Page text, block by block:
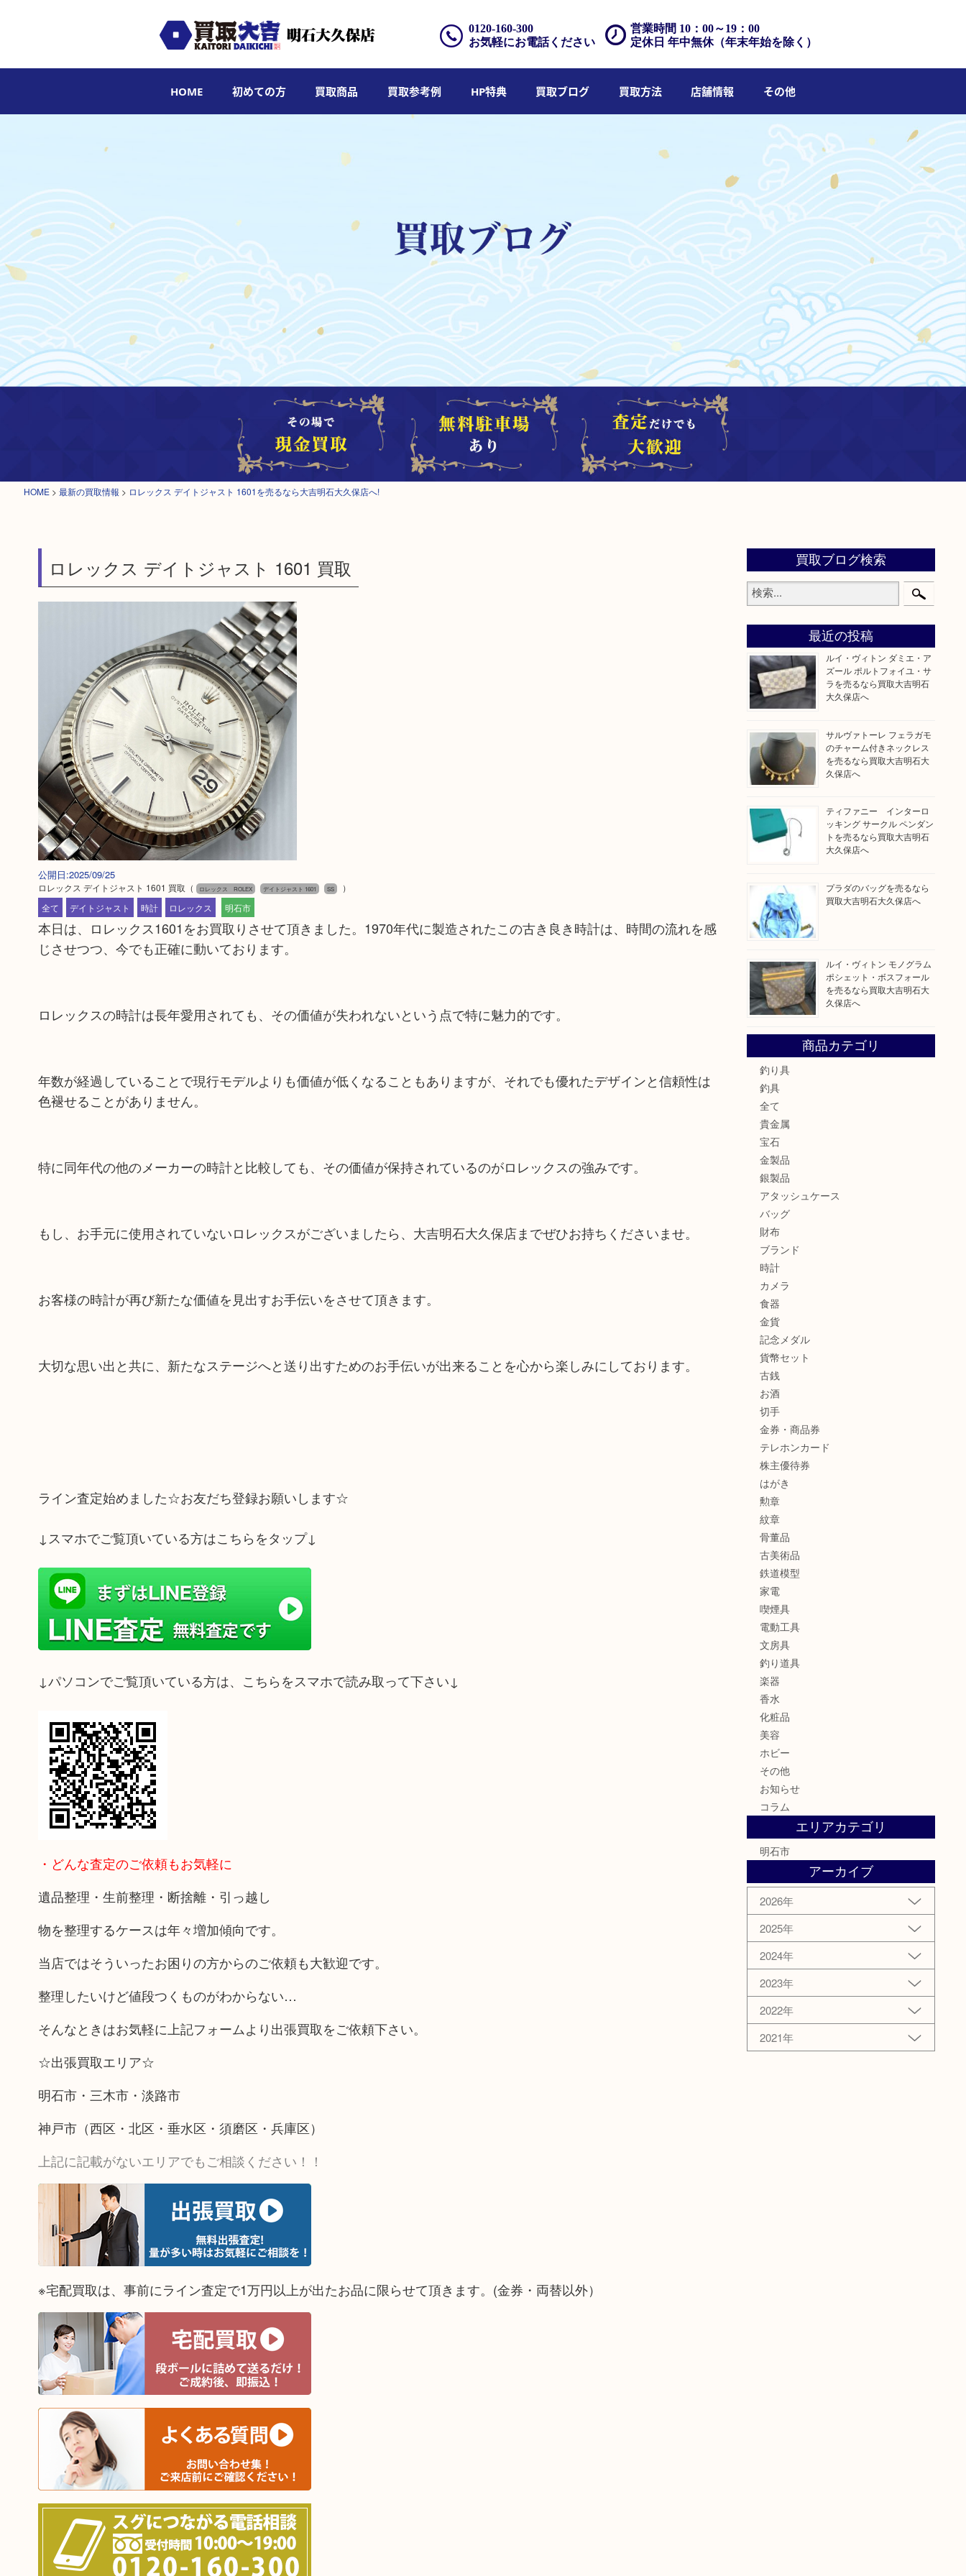
営業時間 10：00～19：00
定休日 年中無休（年末年始を除く）
0120-160-300
お気軽にお電話ください
HOME 初めての方 買取商品 買取参考例 HP特典 買取ブログ 買取方法 店舗情報 その他
HOME > 最新の買取情報 > ロレックス デイトジャスト 1601を売るなら大吉明石大久保店へ!
ロレックス デイトジャスト 1601 買取
公開日:2025/09/25
ロレックス デイトジャスト 1601 買取 （ ロレックス ROLEX デイトジャスト 1601 SS
）
全て
デイトジャスト 時計 ロレックス 明石市
本日は、ロレックス1601をお買取りさせて頂きました。1970年代に製造されたこの古き良き時計は、時間の流れを感
じさせつつ、今でも正確に動いております。
ロレックスの時計は長年愛用されても、その価値が失われないという点で特に魅力的です。
年数が経過していることで現行モデルよりも価値が低くなることもありますが、それでも優れたデザインと信頼性は
色褪せることがありません。
特に同年代の他のメーカーの時計と比較しても、その価値が保持されているのがロレックスの強みです。
もし、お手元に使用されていないロレックスがございましたら、大吉明石大久保店までぜひお持ちくださいませ。
お客様の時計が再び新たな価値を見出すお手伝いをさせて頂きます。
大切な思い出と共に、新たなステージへと送り出すためのお手伝いが出来ることを心から楽しみにしております。
ライン査定始めました☆お友だち登録お願いします☆
↓スマホでご覧頂いている方はこちらをタップ↓
↓パソコンでご覧頂いている方は、こちらをスマホで読み取って下さい↓
・どんな査定のご依頼もお気軽に
遺品整理・生前整理・断捨離・引っ越し
物を整理するケースは年々増加傾向です。
当店ではそういったお困りの方からのご依頼も大歓迎です。
整理したいけど値段つくものがわからない…
そんなときはお気軽に上記フォームより出張買取をご依頼下さい。
☆出張買取エリア☆
明石市・三木市・淡路市
神戸市（西区・北区・垂水区・須磨区・兵庫区）
上記に記載がないエリアでもご相談ください！！
※宅配買取は、事前にライン査定で1万円以上が出たお品に限らせて頂きます。(金券・両替以外）
買取ブログ検索
最近の投稿
ルイ・ヴィトン ダミエ・ア
ズール ポルトフォイユ・サ
ラを売るなら買取大吉明石
大久保店へ
サルヴァトーレ フェラガモ
のチャーム付きネックレス
を売るなら買取大吉明石大
久保店へ
ティファニー インターロ
ッキング サークル ペンダン
トを売るなら買取大吉明石
大久保店へ
プラダのバッグを売るなら
買取大吉明石大久保店へ
ルイ・ヴィトン モノグラム
ポシェット・ボスフォール
を売るなら買取大吉明石大
久保店へ
商品カテゴリ
釣り具
釣具
全て
貴金属
宝石
金製品
銀製品
アタッシュケース
バッグ
財布
ブランド
時計
カメラ
食器
金貨
記念メダル
貨幣セット
古銭
お酒
切手
金券・商品券
テレホンカード
株主優待券
はがき
勲章
紋章
骨董品
古美術品
鉄道模型
家電
喫煙具
電動工具
文房具
釣り道具
楽器
香水
化粧品
美容
ホビー
その他
お知らせ
コラム
エリアカテゴリ
明石市
アーカイブ
2026年
2025年
2024年
2023年
2022年
2021年